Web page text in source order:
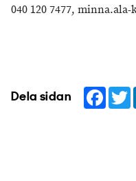
040 120 7477,
Dela sidan